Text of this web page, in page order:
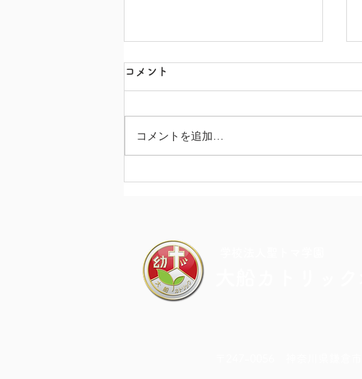
コメント
コメントを追加…